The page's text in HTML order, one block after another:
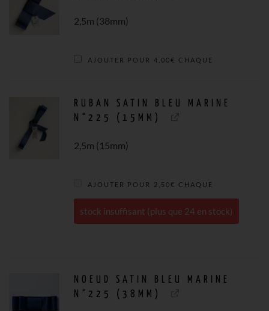
2,5m (38mm)
AJOUTER POUR 4,00€ CHAQUE
RUBAN SATIN BLEU MARINE
N°225 (15MM)
2,5m (15mm)
AJOUTER POUR 2,50€ CHAQUE
stock insuffisant (plus que 24 en stock)
NOEUD SATIN BLEU MARINE
N°225 (38MM)